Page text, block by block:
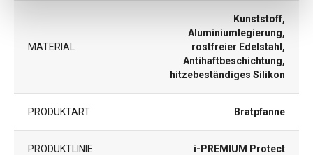
MATERIAL
Kunststoff,
Aluminiumlegierung,
rostfreier Edelstahl,
Antihaftbeschichtung,
hitzebeständiges Silikon
PRODUKTART Bratpfanne
PRODUKTLINIE i-PREMIUM Protect